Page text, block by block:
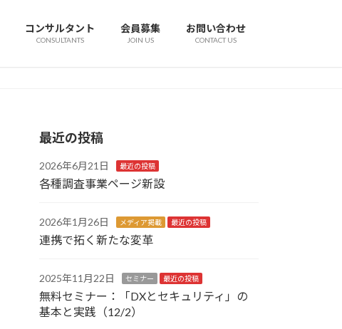
コンサルタント
CONSULTANTS
会員募集
JOIN US
お問い合わせ
CONTACT US
最近の投稿
2026年6月21日 最近の投稿
各種調査事業ページ新設
2026年1月26日 メディア掲載 最近の投稿
連携で拓く新たな変革
2025年11月22日 セミナー 最近の投稿
無料セミナー：「DXとセキュリティ」の
基本と実践（12/2）